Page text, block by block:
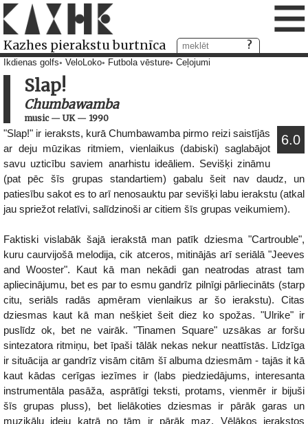
Kazhes pierakstu burtnīca ≡
Ikdienas golfs VeloLoko Futbola vēsture Ceļojumi
Slap!
Chumbawamba
music— UK— 1990
6.0
"Slap!" ir ieraksts, kurā Chumbawamba pirmo reizi saistījās
ar deju mūzikas ritmiem, vienlaikus (dabiski) saglabājot
savu uzticību saviem anarhistu ideāliem. Sevišķi zināmu
(pat pēc šīs grupas standartiem) gabalu šeit nav daudz, un
patiesību sakot es to arī nenosauktu par sevišķi labu ierakstu (atkal
jau spriežot relatīvi, salīdzinoši ar citiem šīs grupas veikumiem).
Faktiski vislabāk šajā ierakstā man patīk dziesma "Cartrouble",
kuru caurvijošā melodija, cik atceros, mitinājās arī seriālā "Jeeves
and Wooster". Kaut kā man nekādi gan neatrodas atrast tam
apliecinājumu, bet es par to esmu gandrīz pilnīgi pārliecināts (starp
citu, seriāls radās apmēram vienlaikus ar šo ierakstu). Citas
dziesmas kaut kā man nešķiet šeit diez ko spožas. "Ulrike" ir
puslīdz ok, bet ne vairāk. "Tinamen Square" uzsākas ar foršu
sintezatora ritmiņu, bet īpaši tālāk nekas nekur neattīstās. Līdzīga
ir situācija ar gandrīz visām citām šī albuma dziesmām - tajās it kā
kaut kādas cerīgas iezīmes ir (labs piedziedājums, interesanta
instrumentāla pasāža, asprātīgi teksti, protams, vienmēr ir bijuši
šīs grupas pluss), bet lielākoties dziesmas ir pārāk garas un
muzikālu ideju katrā no tām ir pārāk maz. Vēlākos ierakstos